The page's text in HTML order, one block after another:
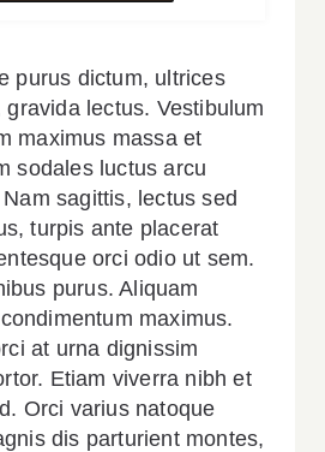
purus dictum, ultrices
gravida lectus. Vestibulum
maximus massa et
sodales luctus arcu
sagittis, lectus sed
turpis ante placerat
orci odio ut sem.
purus. Aliquam
maximus.
at urna dignissim
Etiam viverra nibh et
Orci varius natoque
dis parturient montes,